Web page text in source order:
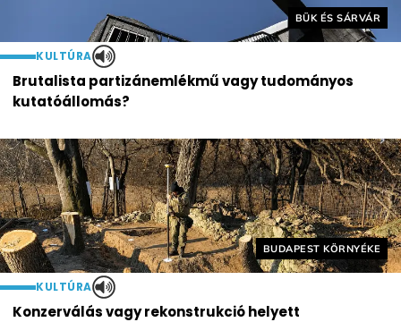
Helyszín címkék:
BÜK ÉS SÁRVÁR
KULTÚRA
Brutalista partizánemlékmű vagy tudományos
kutatóállomás?
Helyszín címkék:
BUDAPEST KÖRNYÉKE
KULTÚRA
Konzerválás vagy rekonstrukció helyett